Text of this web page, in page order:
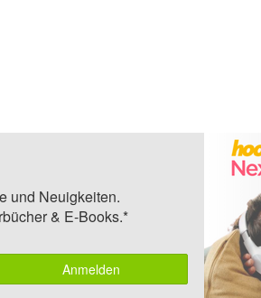
und Neuigkeiten.
& E-Books.*
Anmelden